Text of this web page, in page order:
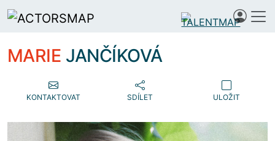
MARIE JANČÍKOVÁ
KONTAKTOVAT SDÍLET ULOŽIT